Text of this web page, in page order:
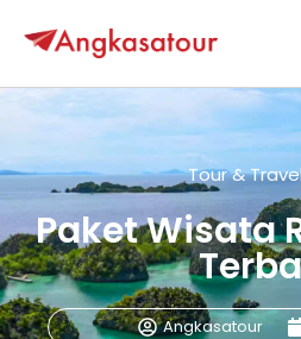
Tour &
Paket Wisata
Angkasatour